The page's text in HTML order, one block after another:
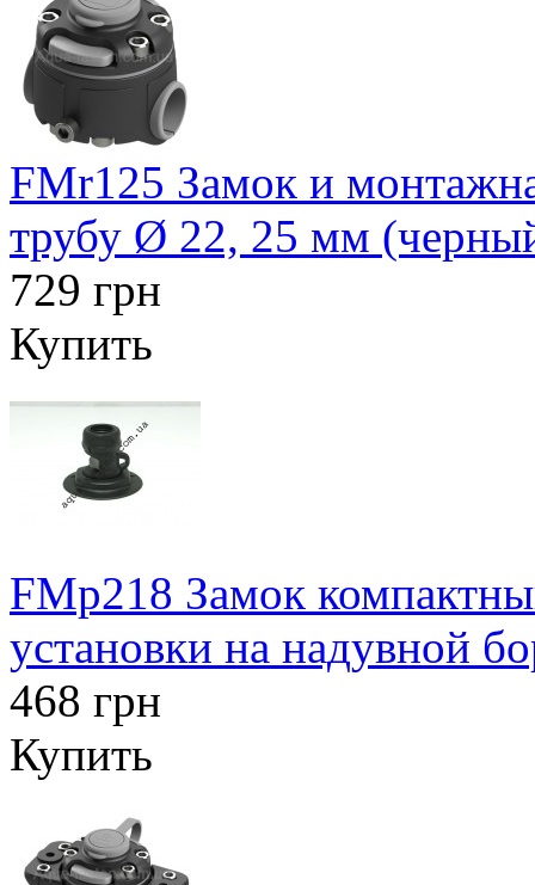
FMr125 Замок и
трубу Ø 22, 25 мм
729 грн
Купить
FMp218 Замок
установки на надувной
468 грн
Купить